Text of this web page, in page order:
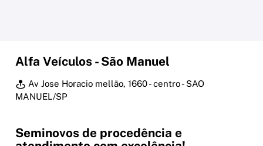
Alfa Veículos - São Manuel
Av Jose Horacio mellão, 1660 - centro - SAO
MANUEL/SP
Seminovos de procedência e